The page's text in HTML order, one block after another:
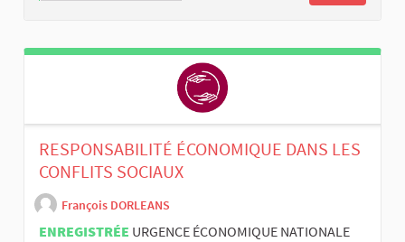
RESPONSABILITÉ ÉCONOMIQUE DANS LES
CONFLITS SOCIAUX
François DORLEANS
ENREGISTRÉE URGENCE ÉCONOMIQUE NATIONALE